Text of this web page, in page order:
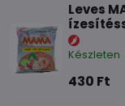
Leves
Készleten
430 Ft